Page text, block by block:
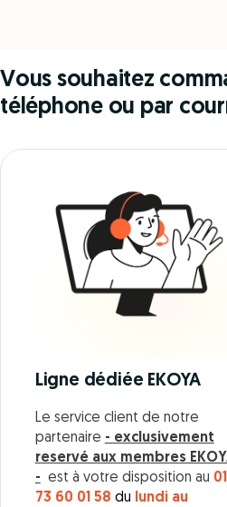
Vous souhaitez
téléphone ou par
Ligne dédiée EKOYA
Le service client de notre
partenaire - exclusivement
reservé aux membres
- est à votre disposition au 01
73 60 01 58 du
lundi au